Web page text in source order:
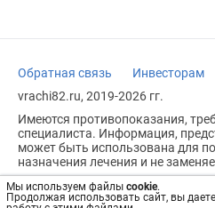
Мы используем файлы cookie.
Продолжая использовать сайт, вы
Обратная связь Инвесторам
vrachi82.ru, 2019-2026 гг.
Имеются противопоказания,
специалиста. Информация,
может быть использована для
назначения лечения и не
Возрастное ограничение: 18+